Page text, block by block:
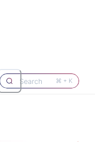
Search ⌘ + K